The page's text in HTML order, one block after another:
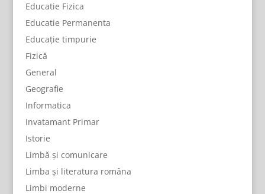
Educatie Fizica
Educatie Permanenta
Educație timpurie
Fizică
General
Geografie
Informatica
Invatamant Primar
Istorie
Limbă și comunicare
Limba și literatura româna
Limbi moderne